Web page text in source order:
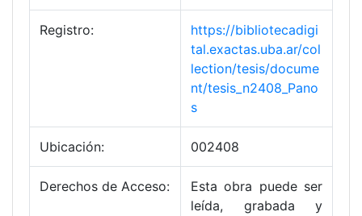
Registro:
https://bibliotecadigi
tal.exactas.uba.ar/col
lection/tesis/docume
nt/tesis_n2408_Pano
s
Ubicación: 002408
Derechos de Acceso:
Esta obra puede ser
leída, grabada y